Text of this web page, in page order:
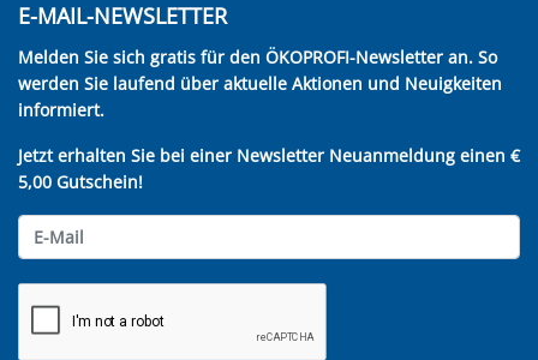
E-MAIL-NEWSLETTER
Melden Sie sich gratis für den ÖKOPROFI-Newsletter an. So
werden Sie laufend über aktuelle Aktionen und Neuigkeiten
informiert.
Jetzt erhalten Sie bei einer Newsletter Neuanmeldung einen €
5,00 Gutschein!